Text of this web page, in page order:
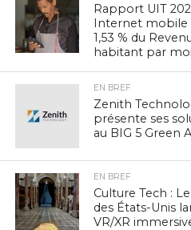
Rapport UIT
Internet mobile
1,53 % du
habitant par
EN BREF
Zenith
présente ses
au BIG 5 Green
EN BREF
Culture Tech :
des États-Unis
VR/XR